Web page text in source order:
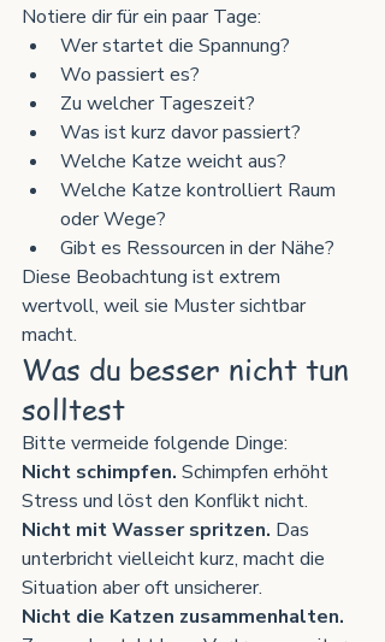
Notiere dir für ein paar Tage:
Wer startet die Spannung?
Wo passiert es?
Zu welcher Tageszeit?
Was ist kurz davor passiert?
Welche Katze weicht aus?
Welche Katze kontrolliert Raum
oder Wege?
Gibt es Ressourcen in der Nähe?
Diese Beobachtung ist extrem
wertvoll, weil sie Muster sichtbar
macht.
Was du besser nicht tun
solltest
Bitte vermeide folgende Dinge:
Nicht schimpfen. Schimpfen erhöht
Stress und löst den Konflikt nicht.
Nicht mit Wasser spritzen. Das
unterbricht vielleicht kurz, macht die
Situation aber oft unsicherer.
Nicht die Katzen zusammenhalten.